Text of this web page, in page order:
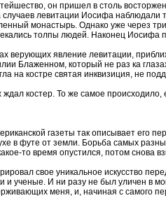
он пришел в столь
левитации Иосифа
монастырь. Однако уже через
толпы людей. Наконец
верующих явление левитации,
Блаженном, который не раз ка
костре святая инквизиция, не
костер. То же самое
газеты так описывает его
в футе от земли. Борьба самых
то время опустился, потом
свое уникальное искусство
и ученые. И ни разу не был уличен в
меня, и, начиная с самого